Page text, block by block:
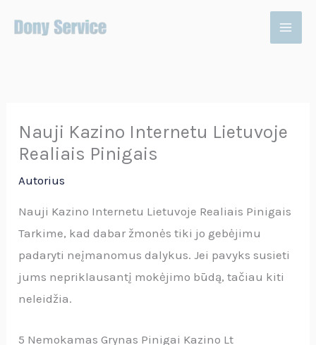
prie
Nauji Kazino Internetu Lietuvoje
Realiais Pinigais
Autorius
Nauji Kazino Internetu Lietuvoje Realiais Pinigais
Tarkime, kad dabar žmonės tiki jo gebėjimu
padaryti neįmanomus dalykus. Jei pavyks susieti
jums nepriklausantį mokėjimo būdą, tačiau kiti
neleidžia.
5 Nemokamas Grynas Pinigai Kazino Lt